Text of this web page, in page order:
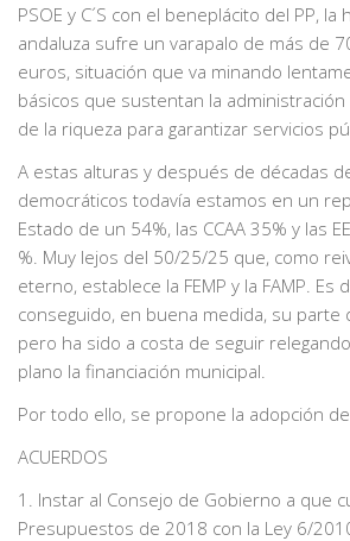
PSOE y C´S con el beneplácito del PP, la
andaluza sufre un varapalo de más de
euros, situación que va minando
básicos que sustentan la
de la riqueza para garantizar servicios
A estas alturas y después de décadas
democráticos todavía estamos en un
Estado de un 54%, las CCAA 35% y las
%. Muy lejos del 50/25/25 que, como
eterno, establece la FEMP y la FAMP. Es
conseguido, en buena medida, su parte
pero ha sido a costa de seguir
plano la financiación municipal.
Por todo ello, se propone la adopción
ACUERDOS
1. Instar al Consejo de Gobierno a que
Presupuestos de 2018 con la Ley 6/